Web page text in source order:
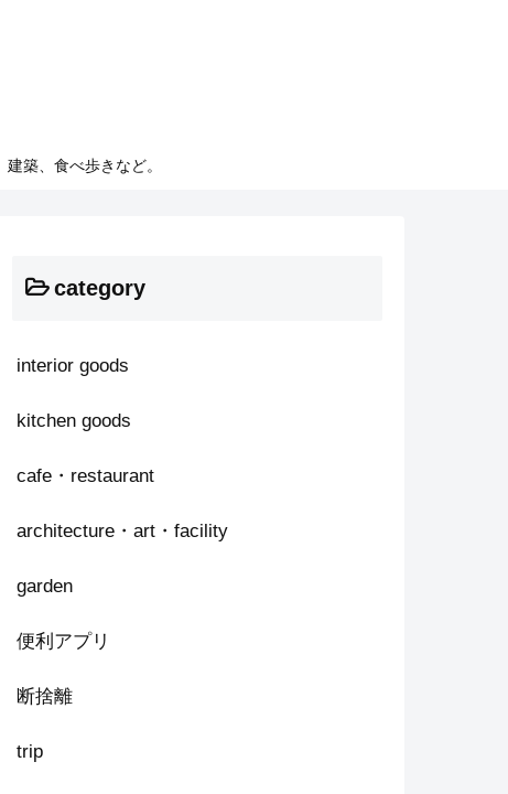
築、食べ歩きなど。
category
interior goods
kitchen goods
cafe・restaurant
architecture・art・facility
garden
便利アプリ
断捨離
trip